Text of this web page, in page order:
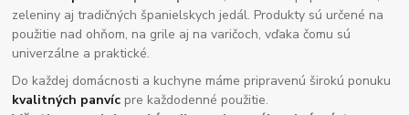
zeleniny aj tradičných španielskych jedál. Produkty sú určené na
použitie nad ohňom, na grile aj na varičoch, vďaka čomu sú
univerzálne a praktické.
Do každej domácnosti a kuchyne máme pripravenú širokú ponuku
kvalitných panvíc pre každodenné použitie.